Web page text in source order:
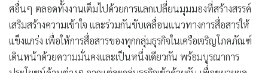
ศอื่นๆ ตลอดทั้งงานเต็มไปด้วยการแลกเปลี่ยนมุมมองที่สร้างสรรค์
เสริมสร้างความเข้าใจ และร่วมกันขับเคลื่อนแนวทางการสื่อสารให้
แข็งแกร่ง เพื่อให้การสื่อสารของทุกกลุ่มธุรกิจในเครือเจริญโภคภัณฑ์
เดินหน้าด้วยความมั่นคงและเป็นหนึ่งเดียวกัน พร้อมบูรณาการ